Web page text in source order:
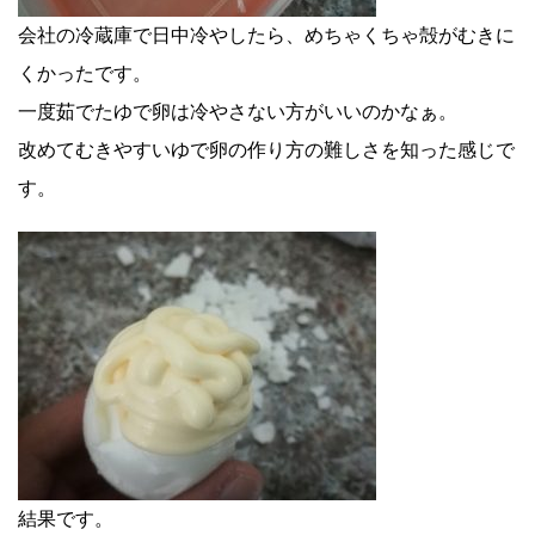
会社の冷蔵庫で日中冷やしたら、めちゃくちゃ殻がむきに
くかったです。
一度茹でたゆで卵は冷やさない方がいいのかなぁ。
改めてむきやすいゆで卵の作り方の難しさを知った感じで
す。
結果です。